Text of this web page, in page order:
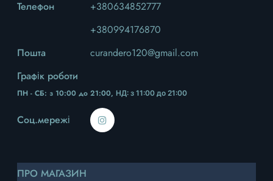
Телефон
+380634852777
+380994176870
Пошта
curandero120@gmail.com
Графік роботи
ПН - СБ: з 10:00 до 21:00, НД: з 11:00 до 21:00
Соц.мережі
ПРО МАГАЗИН